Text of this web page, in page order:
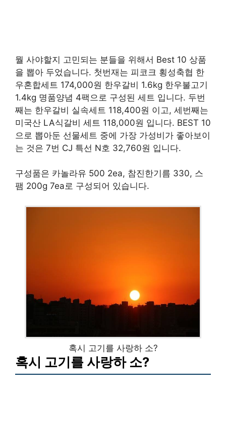
뭘 사야할지 고민되는 분들을 위해서 Best 10 상품
을 뽑아 두었습니다. 첫번재는 피코크 횡성축협 한
우혼합세트 174,000원 한우갈비 1.6kg 한우불고기
1.4kg 명품양념 4팩으로 구성된 세트 입니다. 두번
째는 한우갈비 실속세트 118,400원 이고, 세번째는
미국산 LA식갈비 세트 118,000원 입니다. BEST 10
으로 뽑아둔 선물세트 중에 가장 가성비가 좋아보이
는 것은 7번 CJ 특선 N호 32,760원 입니다.
구성품은 카놀라유 500 2ea, 참진한기름 330, 스
팸 200g 7ea로 구성되어 있습니다.
혹시 고기를 사랑하 소?
혹시 고기를 사랑하 소?